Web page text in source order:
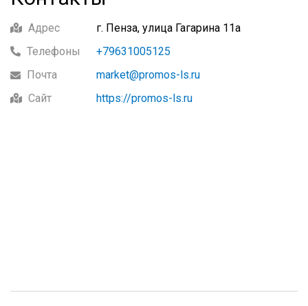
Адрес
г. Пенза, улица Гагарина 11а
Телефоны
+79631005125
Почта
market@promos-ls.ru
Сайт
https://promos-ls.ru